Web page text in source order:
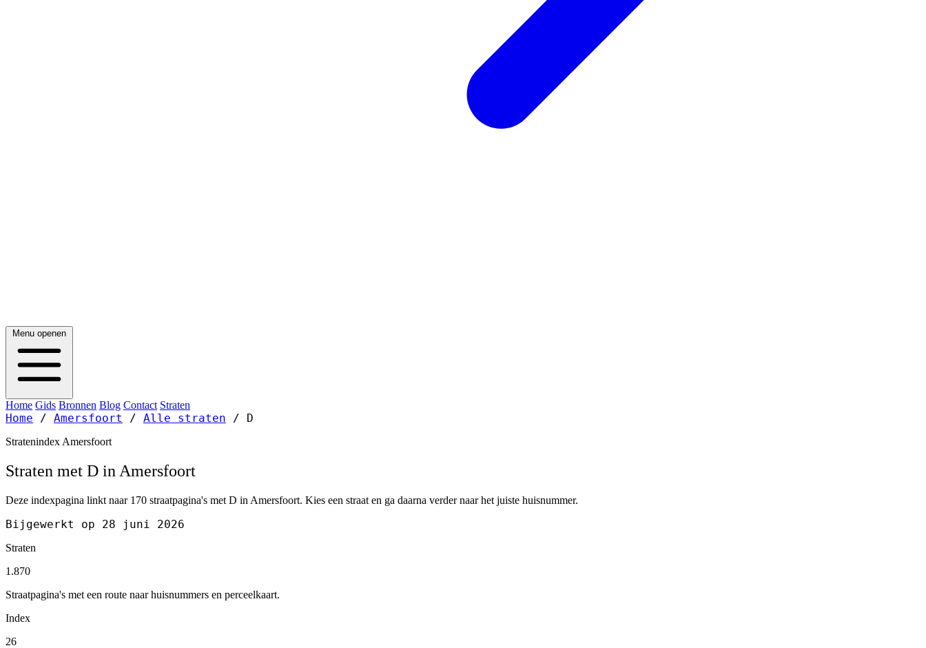
Menu openen
Home Gids Bronnen Blog Contact Straten
Home / Amersfoort / Alle straten / D
Stratenindex Amersfoort
Straten met D in Amersfoort
Deze indexpagina linkt naar 170 straatpagina's met D in Amersfoort. Kies een straat en ga daarna verder naar het juiste huisnummer.
Bijgewerkt op 28 juni 2026
Straten
1.870
Straatpagina's met een route naar huisnummers en perceelkaart.
Index
26